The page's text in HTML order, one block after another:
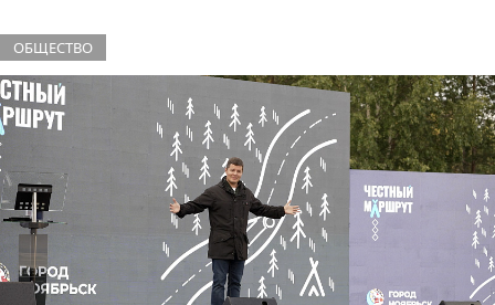
ОБЩЕСТВО